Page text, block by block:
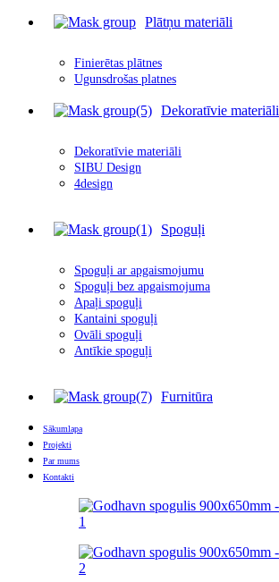
Plātņu materiāli
Finierētas plātnes
Ugunsdrošas platnes
Dekoratīvie materiāli
Dekoratīvie materiāli
SIBU Design
4design
Spoguļi
Spoguļi ar apgaismojumu
Spoguļi bez apgaismojuma
Apaļi spoguļi
Kantaini spoguļi
Ovāli spoguļi
Antīkie spoguļi
Furnitūra
Sākumlapa
Projekti
Par mums
Kontakti